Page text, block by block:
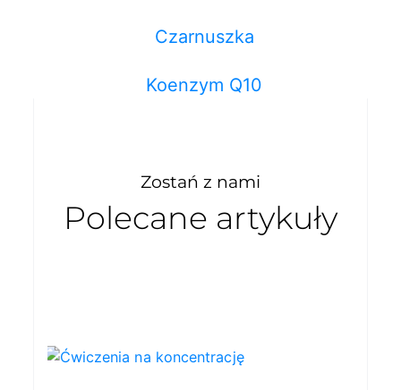
Czarnuszka
Koenzym Q10
Zostań z nami
Polecane artykuły